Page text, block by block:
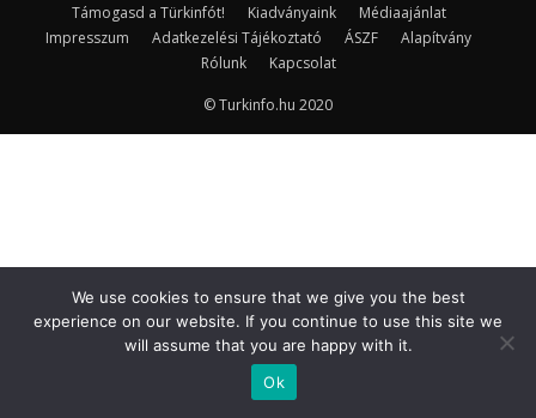
Támogasd a Türkinfót! Kiadványaink
Médiaajánlat
Impresszum
Adatkezelési Tájékoztató ÁSZF
Alapítvány
Rólunk
Kapcsolat
© Turkinfo.hu 2020
We use cookies to ensure that we give you the best
experience on our website. If you continue to use this site we
will assume that you are happy with it.
Ok